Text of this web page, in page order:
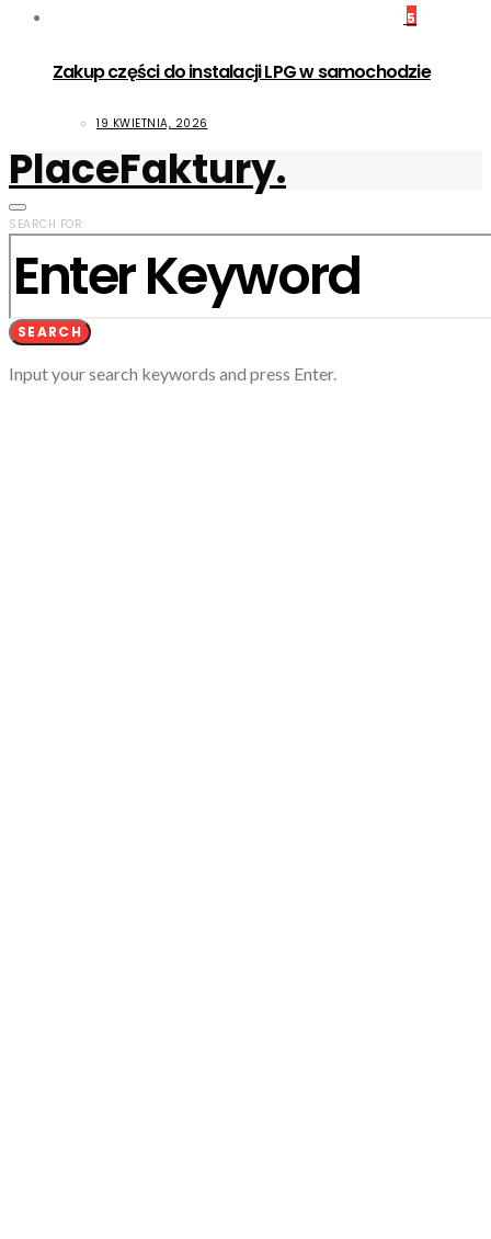
5
Zakup części do instalacji LPG w samochodzie
19 KWIETNIA, 2026
PlaceFaktury.
SEARCH FOR:
SEARCH
Input your search keywords and press Enter.